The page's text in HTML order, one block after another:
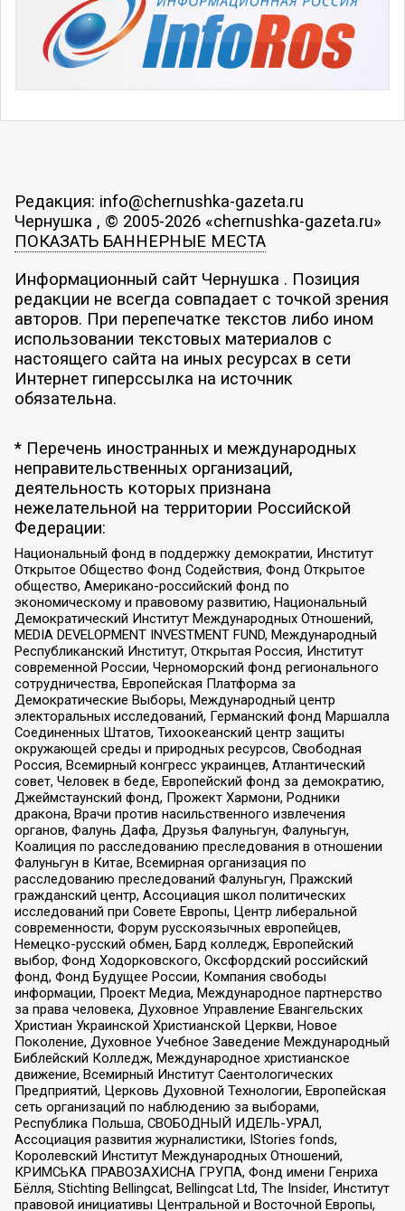
Редакция: info@chernushka-gazeta.ru
Чернушка , © 2005-2026 «chernushka-gazeta.ru»
ПОКАЗАТЬ БАННЕРНЫЕ МЕСТА
Информационный сайт Чернушка . Позиция
редакции не всегда совпадает с точкой зрения
авторов. При перепечатке текстов либо ином
использовании текстовых материалов с
настоящего сайта на иных ресурсах в сети
Интернет гиперссылка на источник
обязательна.
* Перечень иностранных и международных
неправительственных организаций,
деятельность которых признана
нежелательной на территории Российской
Федерации:
Национальный фонд в поддержку демократии, Институт
Открытое Общество Фонд Содействия, Фонд Открытое
общество, Американо-российский фонд по
экономическому и правовому развитию, Национальный
Демократический Институт Международных Отношений,
MEDIA DEVELOPMENT INVESTMENT FUND, Международный
Республиканский Институт, Открытая Россия, Институт
современной России, Черноморский фонд регионального
сотрудничества, Европейская Платформа за
Демократические Выборы, Международный центр
электоральных исследований, Германский фонд Маршалла
Соединенных Штатов, Тихоокеанский центр защиты
окружающей среды и природных ресурсов, Свободная
Россия, Всемирный конгресс украинцев, Атлантический
совет, Человек в беде, Европейский фонд за демократию,
Джеймстаунский фонд, Прожект Хармони, Родники
дракона, Врачи против насильственного извлечения
органов, Фалунь Дафа, Друзья Фалуньгун, Фалуньгун,
Коалиция по расследованию преследования в отношении
Фалуньгун в Китае, Всемирная организация по
расследованию преследований Фалуньгун, Пражский
гражданский центр, Ассоциация школ политических
исследований при Совете Европы, Центр либеральной
современности, Форум русскоязычных европейцев,
Немецко-русский обмен, Бард колледж, Европейский
выбор, Фонд Ходорковского, Оксфордский российский
фонд, Фонд Будущее России, Компания свободы
информации, Проект Медиа, Международное партнерство
за права человека, Духовное Управление Евангельских
Христиан Украинской Христианской Церкви, Новое
Поколение, Духовное Учебное Заведение Международный
Библейский Колледж, Международное христианское
движение, Всемирный Институт Саентологических
Предприятий, Церковь Духовной Технологии, Европейская
сеть организаций по наблюдению за выборами,
Республика Польша, СВОБОДНЫЙ ИДЕЛЬ-УРАЛ,
Ассоциация развития журналистики, IStories fonds,
Королевский Институт Международных Отношений,
КРИМСЬКА ПРАВОЗАХИСНА ГРУПА, Фонд имени Генриха
Бёлля, Stichting Bellingcat, Bellingcat Ltd, The Insider, Институт
правовой инициативы Центральной и Восточной Европы,